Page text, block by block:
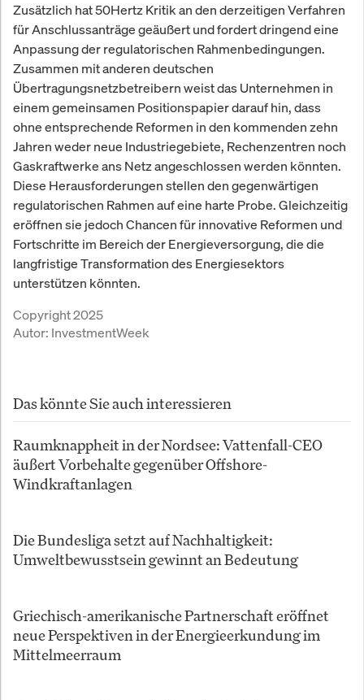
Zusätzlich hat 50Hertz Kritik an den derzeitigen Verfahren
für Anschlussanträge geäußert und fordert dringend eine
Anpassung der regulatorischen Rahmenbedingungen.
Zusammen mit anderen deutschen
Übertragungsnetzbetreibern weist das Unternehmen in
einem gemeinsamen Positionspapier darauf hin, dass
ohne entsprechende Reformen in den kommenden zehn
Jahren weder neue Industriegebiete, Rechenzentren noch
Gaskraftwerke ans Netz angeschlossen werden könnten.
Diese Herausforderungen stellen den gegenwärtigen
regulatorischen Rahmen auf eine harte Probe. Gleichzeitig
eröffnen sie jedoch Chancen für innovative Reformen und
Fortschritte im Bereich der Energieversorgung, die die
langfristige Transformation des Energiesektors
unterstützen könnten.
Copyright 2025
Autor: InvestmentWeek
Das könnte Sie auch interessieren
Raumknappheit in der Nordsee: Vattenfall-CEO
äußert Vorbehalte gegenüber Offshore-
Windkraftanlagen
Die Bundesliga setzt auf Nachhaltigkeit:
Umweltbewusstsein gewinnt an Bedeutung
Griechisch-amerikanische Partnerschaft eröffnet
neue Perspektiven in der Energieerkundung im
Mittelmeerraum